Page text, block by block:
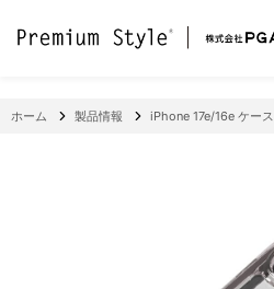
ホーム 製品情報 iPhone 17e/16e ケース